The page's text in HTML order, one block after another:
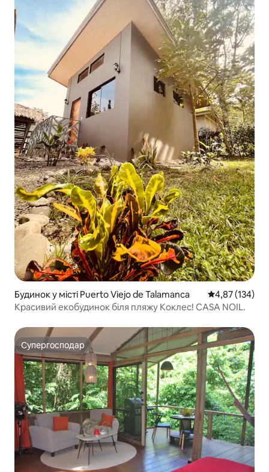
Будинок у місті Puerto Viejo de Talamanca Середня
4,87 (134)
Красивий екобудинок біля пляжу Коклес! CASA NOIL.
Супергосподар
Супергосподар